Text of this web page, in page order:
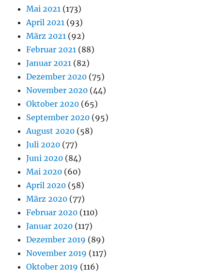
Mai 2021 (173)
April 2021 (93)
März 2021 (92)
Februar 2021 (88)
Januar 2021 (82)
Dezember 2020 (75)
November 2020 (44)
Oktober 2020 (65)
September 2020 (95)
August 2020 (58)
Juli 2020 (77)
Juni 2020 (84)
Mai 2020 (60)
April 2020 (58)
März 2020 (77)
Februar 2020 (110)
Januar 2020 (117)
Dezember 2019 (89)
November 2019 (117)
Oktober 2019 (116)